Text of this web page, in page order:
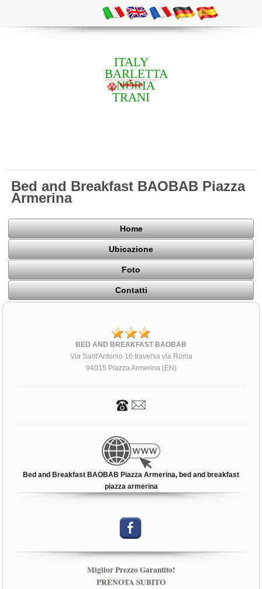
ITALY
BARLETTA
ANDRIA
TRANI
Bed and Breakfast BAOBAB Piazza
Armerina
Home
Ubicazione
Foto
Contatti
BED AND BREAKFAST BAOBAB
Via Sant'Antonio 16 traversa via Roma
94015 Piazza Armerina (EN)
Bed and Breakfast BAOBAB Piazza Armerina, bed and breakfast
piazza armerina
Miglior Prezzo Garantito!
PRENOTA SUBITO